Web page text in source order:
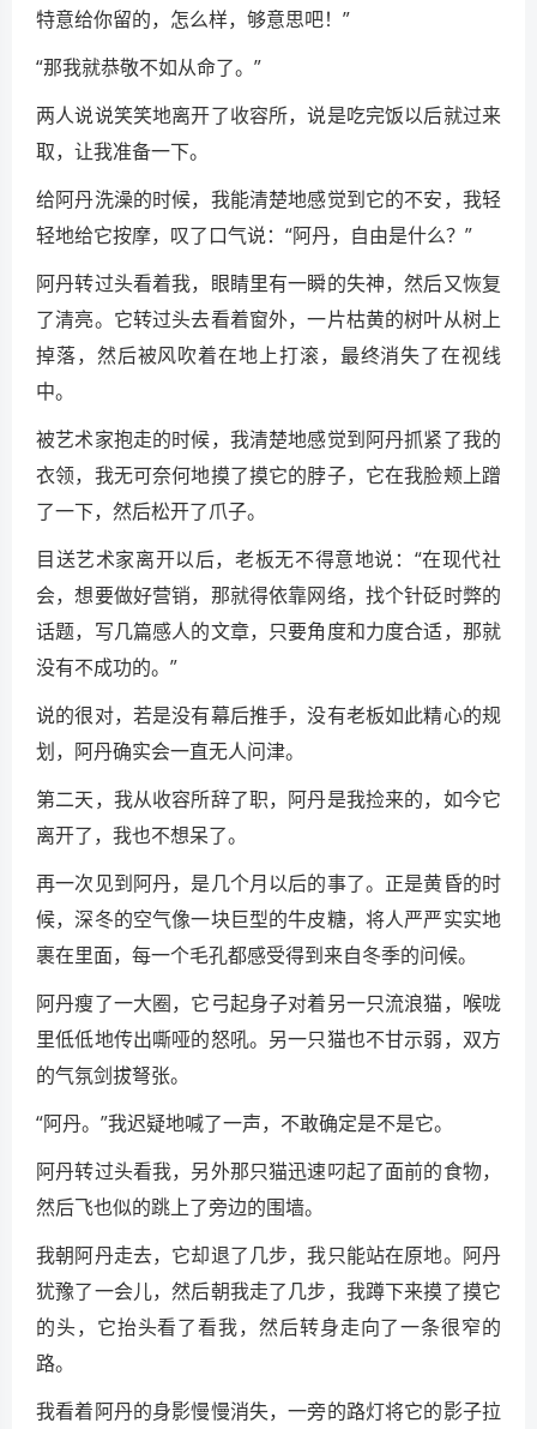
特意给你留的，怎么样，够意思吧！”
“那我就恭敬不如从命了。”
两人说说笑笑地离开了收容所，说是吃完饭以后就过来
取，让我准备一下。
给阿丹洗澡的时候，我能清楚地感觉到它的不安，我轻
轻地给它按摩，叹了口气说：“阿丹，自由是什么？”
阿丹转过头看着我，眼睛里有一瞬的失神，然后又恢复
了清亮。它转过头去看着窗外，一片枯黄的树叶从树上
掉落，然后被风吹着在地上打滚，最终消失了在视线
中。
被艺术家抱走的时候，我清楚地感觉到阿丹抓紧了我的
衣领，我无可奈何地摸了摸它的脖子，它在我脸颊上蹭
了一下，然后松开了爪子。
目送艺术家离开以后，老板无不得意地说：“在现代社
会，想要做好营销，那就得依靠网络，找个针砭时弊的
话题，写几篇感人的文章，只要角度和力度合适，那就
没有不成功的。”
说的很对，若是没有幕后推手，没有老板如此精心的规
划，阿丹确实会一直无人问津。
第二天，我从收容所辞了职，阿丹是我捡来的，如今它
离开了，我也不想呆了。
再一次见到阿丹，是几个月以后的事了。正是黄昏的时
候，深冬的空气像一块巨型的牛皮糖，将人严严实实地
裹在里面，每一个毛孔都感受得到来自冬季的问候。
阿丹瘦了一大圈，它弓起身子对着另一只流浪猫，喉咙
里低低地传出嘶哑的怒吼。另一只猫也不甘示弱，双方
的气氛剑拔弩张。
“阿丹。”我迟疑地喊了一声，不敢确定是不是它。
阿丹转过头看我，另外那只猫迅速叼起了面前的食物，
然后飞也似的跳上了旁边的围墙。
我朝阿丹走去，它却退了几步，我只能站在原地。阿丹
犹豫了一会儿，然后朝我走了几步，我蹲下来摸了摸它
的头，它抬头看了看我，然后转身走向了一条很窄的
路。
我看着阿丹的身影慢慢消失，一旁的路灯将它的影子拉